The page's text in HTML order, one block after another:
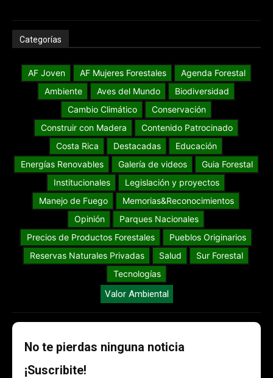
Categorías
AF Joven AF Mujeres Forestales
Agenda Forestal
Ambiente
Aves del Mundo
Biodiversidad
Cambio Climático
Conservación
Construir con Madera
Contenido Patrocinado
Costa Rica
Destacadas
Educación
Energías Renovables
Galería de videos
Guia Forestal
Institucionales
Legislación y proyectos
Manejo de Fuego
Memorias&Reconocimientos
Opinión
Parques Nacionales
Precios de Productos Forestales
Pueblos Originarios
Reservas Naturales Privadas
Salud
Sur Forestal
Tecnologías
Valor Ambiental
No te pierdas ninguna noticia
¡Suscribite!